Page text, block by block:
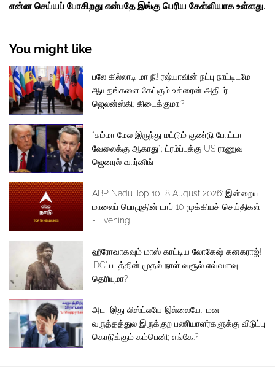
என்ன செய்யப் போகிறது என்பதே இங்கு பெரிய கேள்வியாக உள்ளது.
You might like
பலே கில்லாடி மா நீ.! ரஷ்யாவின் நட்பு நாட்டிடமே
ஆயுதங்களை கேட்கும் உக்ரைன் அதிபர்
ஜெலன்ஸ்கி; கிடைக்குமா.?
“சும்மா மேல இருந்து மட்டும் குண்டு போட்டா
வேலைக்கு ஆகாது“; ட்ரம்ப்புக்கு US ராணுவ
ஜெனரல் வார்னிங்
ABP Nadu Top 10, 8 August 2026: இன்றைய
மாலைப் பொழுதின் டாப் 10 முக்கியச் செய்திகள்!
- Evening
ஹீரோவாகவும் மாஸ் காட்டிய லோகேஷ் கனகராஜ்! !
'DC' படத்தின் முதல் நாள் வசூல் எவ்வளவு
தெரியுமா?
அட, இது லிஸ்ட்லயே இல்லையே.! மன
வருத்தத்துல இருக்குற பணியாளர்களுக்கு விடுப்பு
கொடுக்கும் கம்பெனி; எங்கே.?